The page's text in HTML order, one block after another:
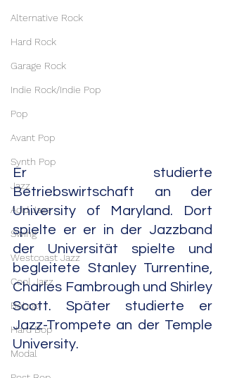
Alternative Rock
Hard Rock
Garage Rock
Indie Rock/Indie Pop
Pop
Avant Pop
Synth Pop
Jazz
Acid Jazz
Swing
Westcoast Jazz
Cool Jazz
Bebop
Hard Bop
Modal
Er studierte
Betriebswirtschaft an der
University of Maryland. Dort
spielte er er in der Jazzband
der Universität spielte und
begleitete Stanley Turrentine,
Charles Fambrough und Shirley
Scott. Später studierte er
Jazz-Trompete an der Temple
University.